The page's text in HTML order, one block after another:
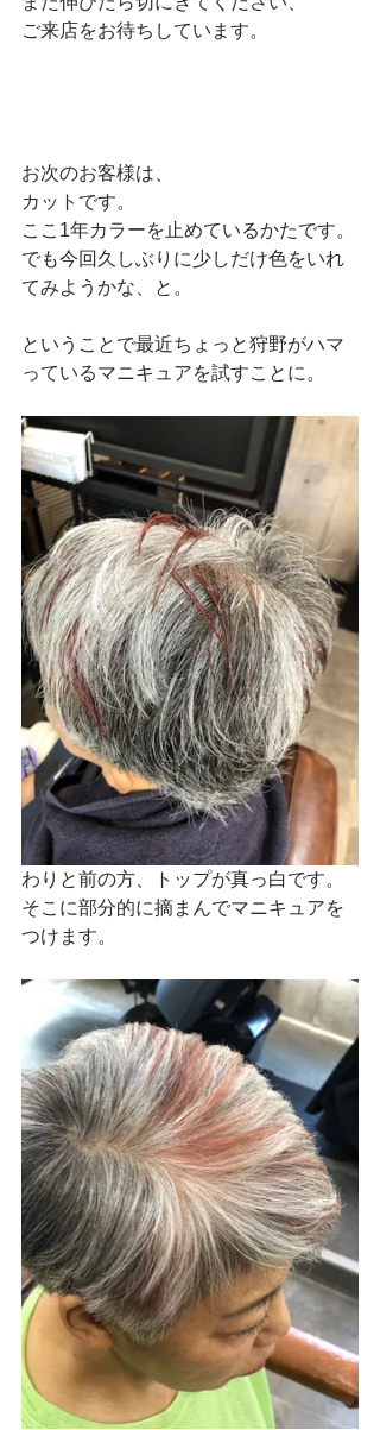
ご来店をお待ちしています。
お次のお客様は、
カットです。
ここ1年カラーを止めているかたです。
でも今回久しぶりに少しだけ色をいれ
てみようかな、と。
ということで最近ちょっと狩野がハマ
っているマニキュアを試すことに。
わりと前の方、トップが真っ白です。
そこに部分的に摘まんでマニキュアを
つけます。